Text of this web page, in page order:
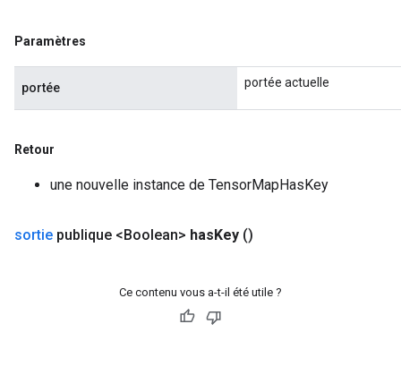
Paramètres
portée portée actuelle
Retour
une nouvelle instance de TensorMapHasKey
sortie publique <Boolean> hasKey ()
Ce contenu vous a-t-il été utile ?